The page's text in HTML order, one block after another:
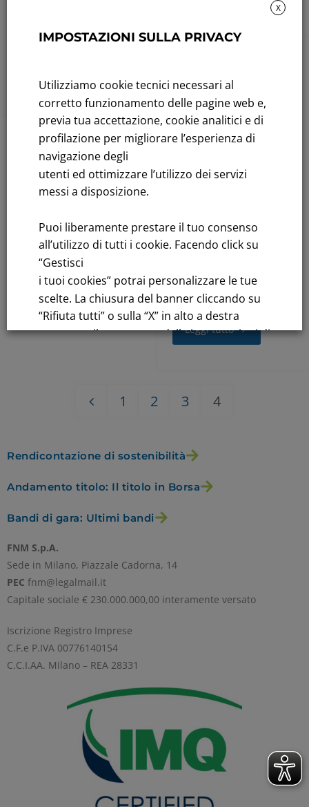
Gennaio 28, 2009
Finanziari
Cessione a
Railion Italia
S.r.l del 49%
sociale di
NORDCARGO
Gennaio 13, 2009
Leggi tutto
1 2 3 4
Rendicontazione di sostenibilità
Andamento titolo: Il titolo in Borsa
Bandi di gara: Ultimi bandi
FNM S.p.A.
Sede in Milano, Piazzale Cadorna, 14
PEC fnm@legalmail.it
Capitale sociale € 230.000.000,00 interamente versato
Iscrizione Registro Imprese
C.F.e P.IVA 00776140154
C.C.I.AA. Milano – REA 28331
X
IMPOSTAZIONI SULLA PRIVACY
Utilizziamo cookie tecnici necessari al
corretto funzionamento delle pagine web e,
previa tua accettazione, cookie analitici e di
profilazione per migliorare l’esperienza di
navigazione degli
utenti ed ottimizzare l’utilizzo dei servizi
messi a disposizione.
Puoi liberamente prestare il tuo consenso
all’utilizzo di tutti i cookie. Facendo click su
“Gestisci
i tuoi cookies” potrai personalizzare le tue
scelte. La chiusura del banner cliccando su
“Rifiuta tutti” o sulla “X” in alto a destra
comporta il permanere delle impostazioni di
Informativa sui dati personali e cookie
RIFIUTA TUTTI
GESTISCI I TUOI COOKIES